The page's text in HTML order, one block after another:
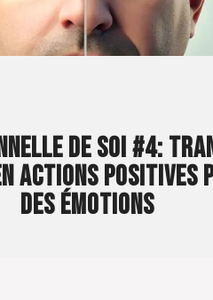
DE SOI #4:
ACTIONS POSITIVES
DES ÉMOTIONS